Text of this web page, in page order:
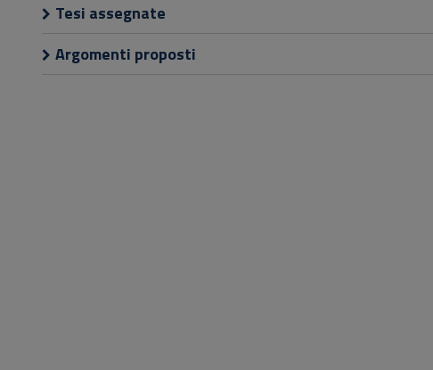
Tesi assegnate
Argomenti proposti